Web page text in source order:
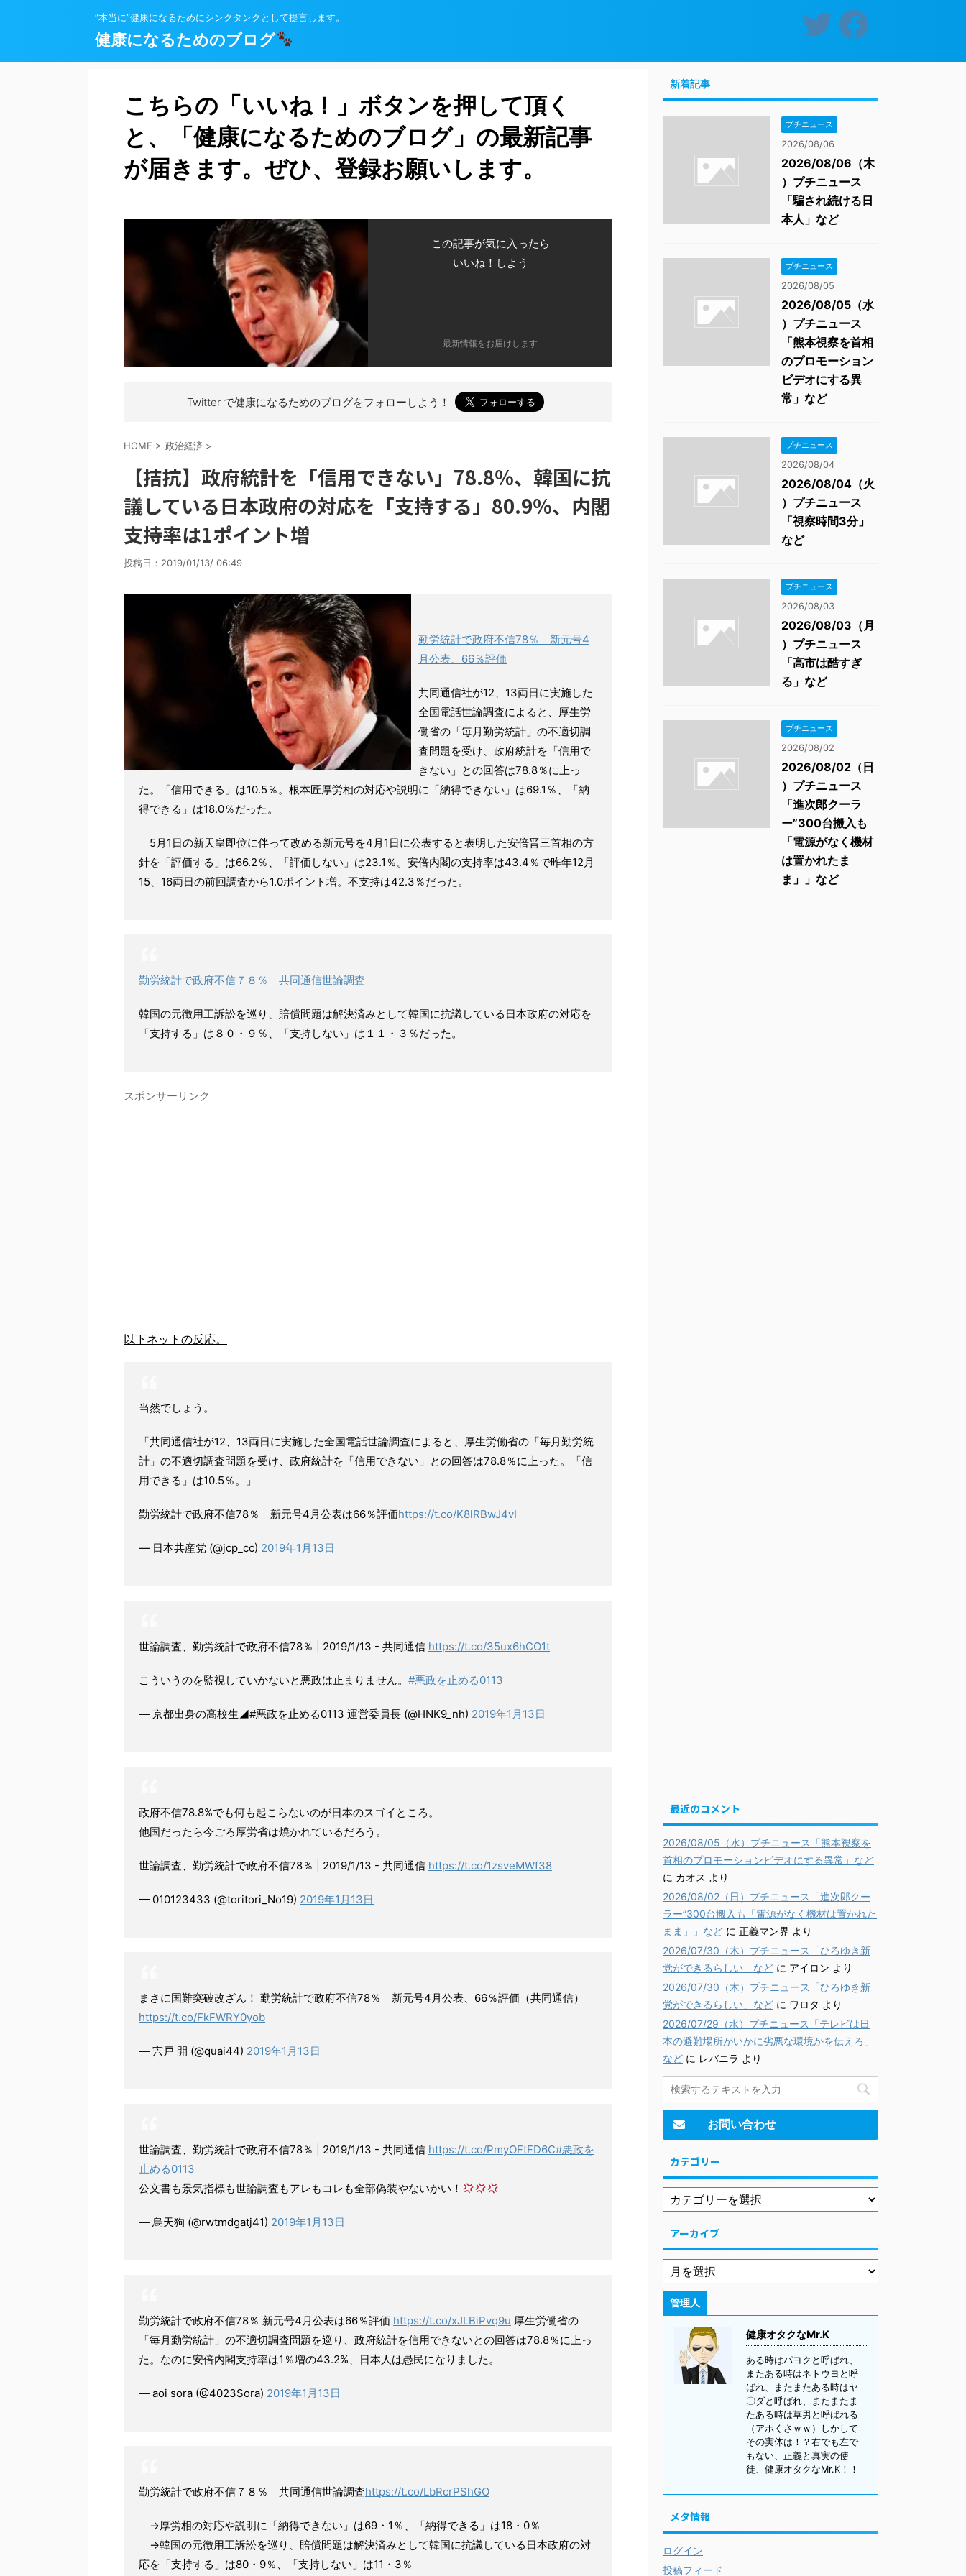
”本当に”健康になるためにシンクタンクとして提言します。
健康になるためのブログ
こちらの「いいね！」ボタンを押して頂く
と、「健康になるためのブログ」の最新記事
が届きます。ぜひ、登録お願いします。
この記事が気に入ったら
いいね！しよう
最新情報をお届けします
Twitter で健康になるためのブログをフォローしよう！
HOME > 政治経済 >
【拮抗】政府統計を「信用できない」78.8％、韓国に抗
議している日本政府の対応を「支持する」80.9％、内閣
支持率は1ポイント増
投稿日： 2019/01/13/ 06:49
勤労統計で政府不信78％ 新元号4
月公表、66％評価
共同通信社が12、13両日に実施した
全国電話世論調査によると、厚生労
働省の「毎月勤労統計」の不適切調
査問題を受け、政府統計を「信用で
きない」との回答は78.8％に上っ
た。「信用できる」は10.5％。根本匠厚労相の対応や説明に「納得できない」は69.1％、「納
得できる」は18.0％だった。
5月1日の新天皇即位に伴って改める新元号を4月1日に公表すると表明した安倍晋三首相の方
針を「評価する」は66.2％、「評価しない」は23.1％。安倍内閣の支持率は43.4％で昨年12月
15、16両日の前回調査から1.0ポイント増。不支持は42.3％だった。
勤労統計で政府不信７８％ 共同通信世論調査
韓国の元徴用工訴訟を巡り、賠償問題は解決済みとして韓国に抗議している日本政府の対応を
「支持する」は８０・９％、「支持しない」は１１・３％だった。
スポンサーリンク
以下ネットの反応。
当然でしょう。
「共同通信社が12、13両日に実施した全国電話世論調査によると、厚生労働省の「毎月勤労統
計」の不適切調査問題を受け、政府統計を「信用できない」との回答は78.8％に上った。「信
用できる」は10.5％。」
勤労統計で政府不信78％ 新元号4月公表は66％評価https://t.co/K8lRBwJ4vI
— 日本共産党 (@jcp_cc) 2019年1月13日
世論調査、勤労統計で政府不信78％ | 2019/1/13 - 共同通信 https://t.co/35ux6hCO1t
こういうのを監視していかないと悪政は止まりません。 #悪政を止める0113
— 京都出身の高校生◢#悪政を止める0113 運営委員長 (@HNK9_nh) 2019年1月13日
政府不信78.8%でも何も起こらないのが日本のスゴイところ。
他国だったら今ごろ厚労省は焼かれているだろう。
世論調査、勤労統計で政府不信78％ | 2019/1/13 - 共同通信 https://t.co/1zsveMWf38
— 010123433 (@toritori_No19) 2019年1月13日
まさに国難突破改ざん！ 勤労統計で政府不信78％ 新元号4月公表、66％評価（共同通信）
https://t.co/FkFWRY0yob
— 宍戸 開 (@quai44) 2019年1月13日
世論調査、勤労統計で政府不信78％ | 2019/1/13 - 共同通信 https://t.co/PmyOFtFD6C#悪政を
止める0113
公文書も景気指標も世論調査もアレもコレも全部偽装やないかい！
— 烏天狗 (@rwtmdgatj41) 2019年1月13日
勤労統計で政府不信78％ 新元号4月公表は66％評価 https://t.co/xJLBiPvq9u 厚生労働省の
「毎月勤労統計」の不適切調査問題を巡り、政府統計を信用できないとの回答は78.8％に上っ
た。なのに安倍内閣支持率は1％増の43.2%、日本人は愚民になりました。
— aoi sora (@4023Sora) 2019年1月13日
勤労統計で政府不信７８％ 共同通信世論調査https://t.co/LbRcrPShGO
→厚労相の対応や説明に「納得できない」は69・1％、「納得できる」は18・0％
→韓国の元徴用工訴訟を巡り、賠償問題は解決済みとして韓国に抗議している日本政府の対
応を「支持する」は80・9％、「支持しない」は11・3％
新着記事
プチニュース
2026/08/06
2026/08/06（木
）プチニュース
「騙され続ける日
本人」など
プチニュース
2026/08/05
2026/08/05（水
）プチニュース
「熊本視察を首相
のプロモーション
ビデオにする異
常」など
プチニュース
2026/08/04
2026/08/04（火
）プチニュース
「視察時間3分」
など
プチニュース
2026/08/03
2026/08/03（月
）プチニュース
「高市は酷すぎ
る」など
プチニュース
2026/08/02
2026/08/02（日
）プチニュース
「進次郎クーラ
ー”300台搬入も
「電源がなく機材
は置かれたま
ま」」など
最近のコメント
2026/08/05（水）プチニュース「熊本視察を
首相のプロモーションビデオにする異常」など
に カオス より
2026/08/02（日）プチニュース「進次郎クー
ラー”300台搬入も「電源がなく機材は置かれた
まま」」など に 正義マン界 より
2026/07/30（木）プチニュース「ひろゆき新
党ができるらしい」など に アイロン より
2026/07/30（木）プチニュース「ひろゆき新
党ができるらしい」など に ワロタ より
2026/07/29（水）プチニュース「テレビは日
本の避難場所がいかに劣悪な環境かを伝えろ」
など に レバニラ より
お問い合わせ
カテゴリー
アーカイブ
管理人
健康オタクなMr.K
ある時はパヨクと呼ばれ、
またある時はネトウヨと呼
ばれ、またまたある時はヤ
〇ダと呼ばれ、またまたま
たある時は草男と呼ばれる
（アホくさｗｗ）しかして
その実体は！？右でも左で
もない、正義と真実の使
徒、健康オタクなMr.K！！
メタ情報
ログイン
投稿フィード